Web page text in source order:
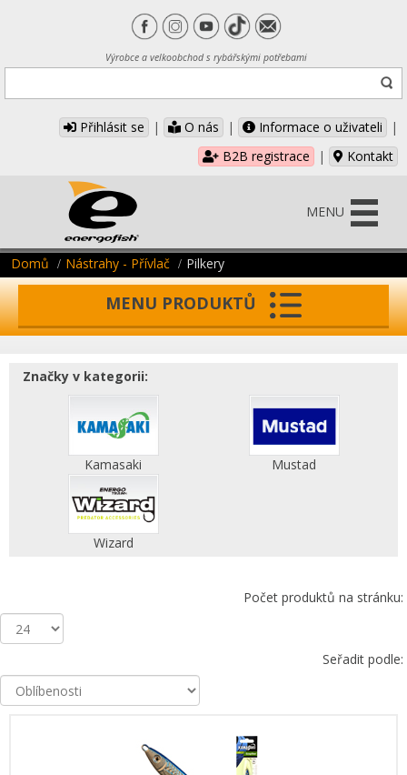
Výrobce a velkoobchod s rybářskými potřebami
Přihlásit se | O nás | Informace o uživateli
|
B2B registrace
| Kontakt
MENU
Domů Nástrahy - Přívlač Pilkery
MENU PRODUKTŮ
Značky v kategorii:
Kamasaki Mustad
Wizard
Počet produktů na stránku:
Seřadit podle: